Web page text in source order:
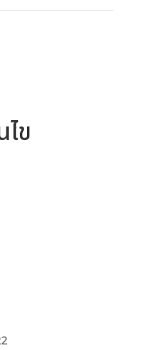
ข